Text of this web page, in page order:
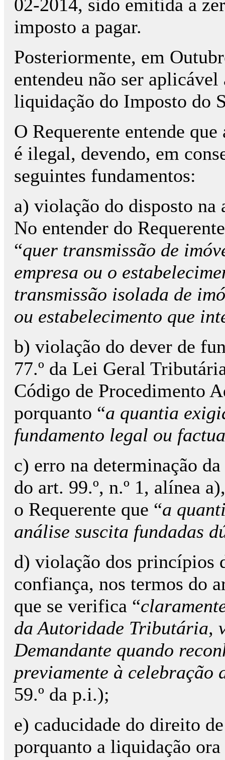
02-2014, sido emitida a
imposto a pagar.
Posteriormente, em
entendeu não ser
liquidação do Imposto do
O Requerente entende
é ilegal, devendo, em
seguintes fundamentos:
a) violação do disposto na
No entender do
“quer transmissão de
empresa ou o
transmissão isolada de
ou estabelecimento que
b) violação do dever de
77.º da Lei Geral
Código de Procedimento
porquanto “a quantia
fundamento legal ou
c) erro na determinação
do art. 99.º, n.º 1, alínea
o Requerente que “a
análise suscita fundadas
d) violação dos princípios
confiança, nos termos do
que se verifica “
da Autoridade Tributária,
Demandante quando
previamente à
59.º da p.i.);
e) caducidade do direito
porquanto a liquidação